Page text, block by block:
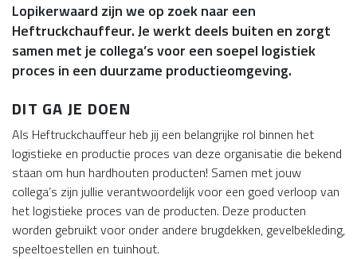
Lopikerwaard zijn we op zoek naar een
Heftruckchauffeur. Je werkt deels buiten en zorgt
samen met je collega’s voor een soepel logistiek
proces in een duurzame productieomgeving.
DIT GA JE DOEN
Als Heftruckchauffeur heb jij een belangrijke rol binnen het
logistieke en productie proces van deze organisatie die bekend
staan om hun hardhouten producten! Samen met jouw
collega’s zijn jullie verantwoordelijk voor een goed verloop van
het logistieke proces van de producten. Deze producten
worden gebruikt voor onder andere brugdekken, gevelbekleding,
speeltoestellen en tuinhout.